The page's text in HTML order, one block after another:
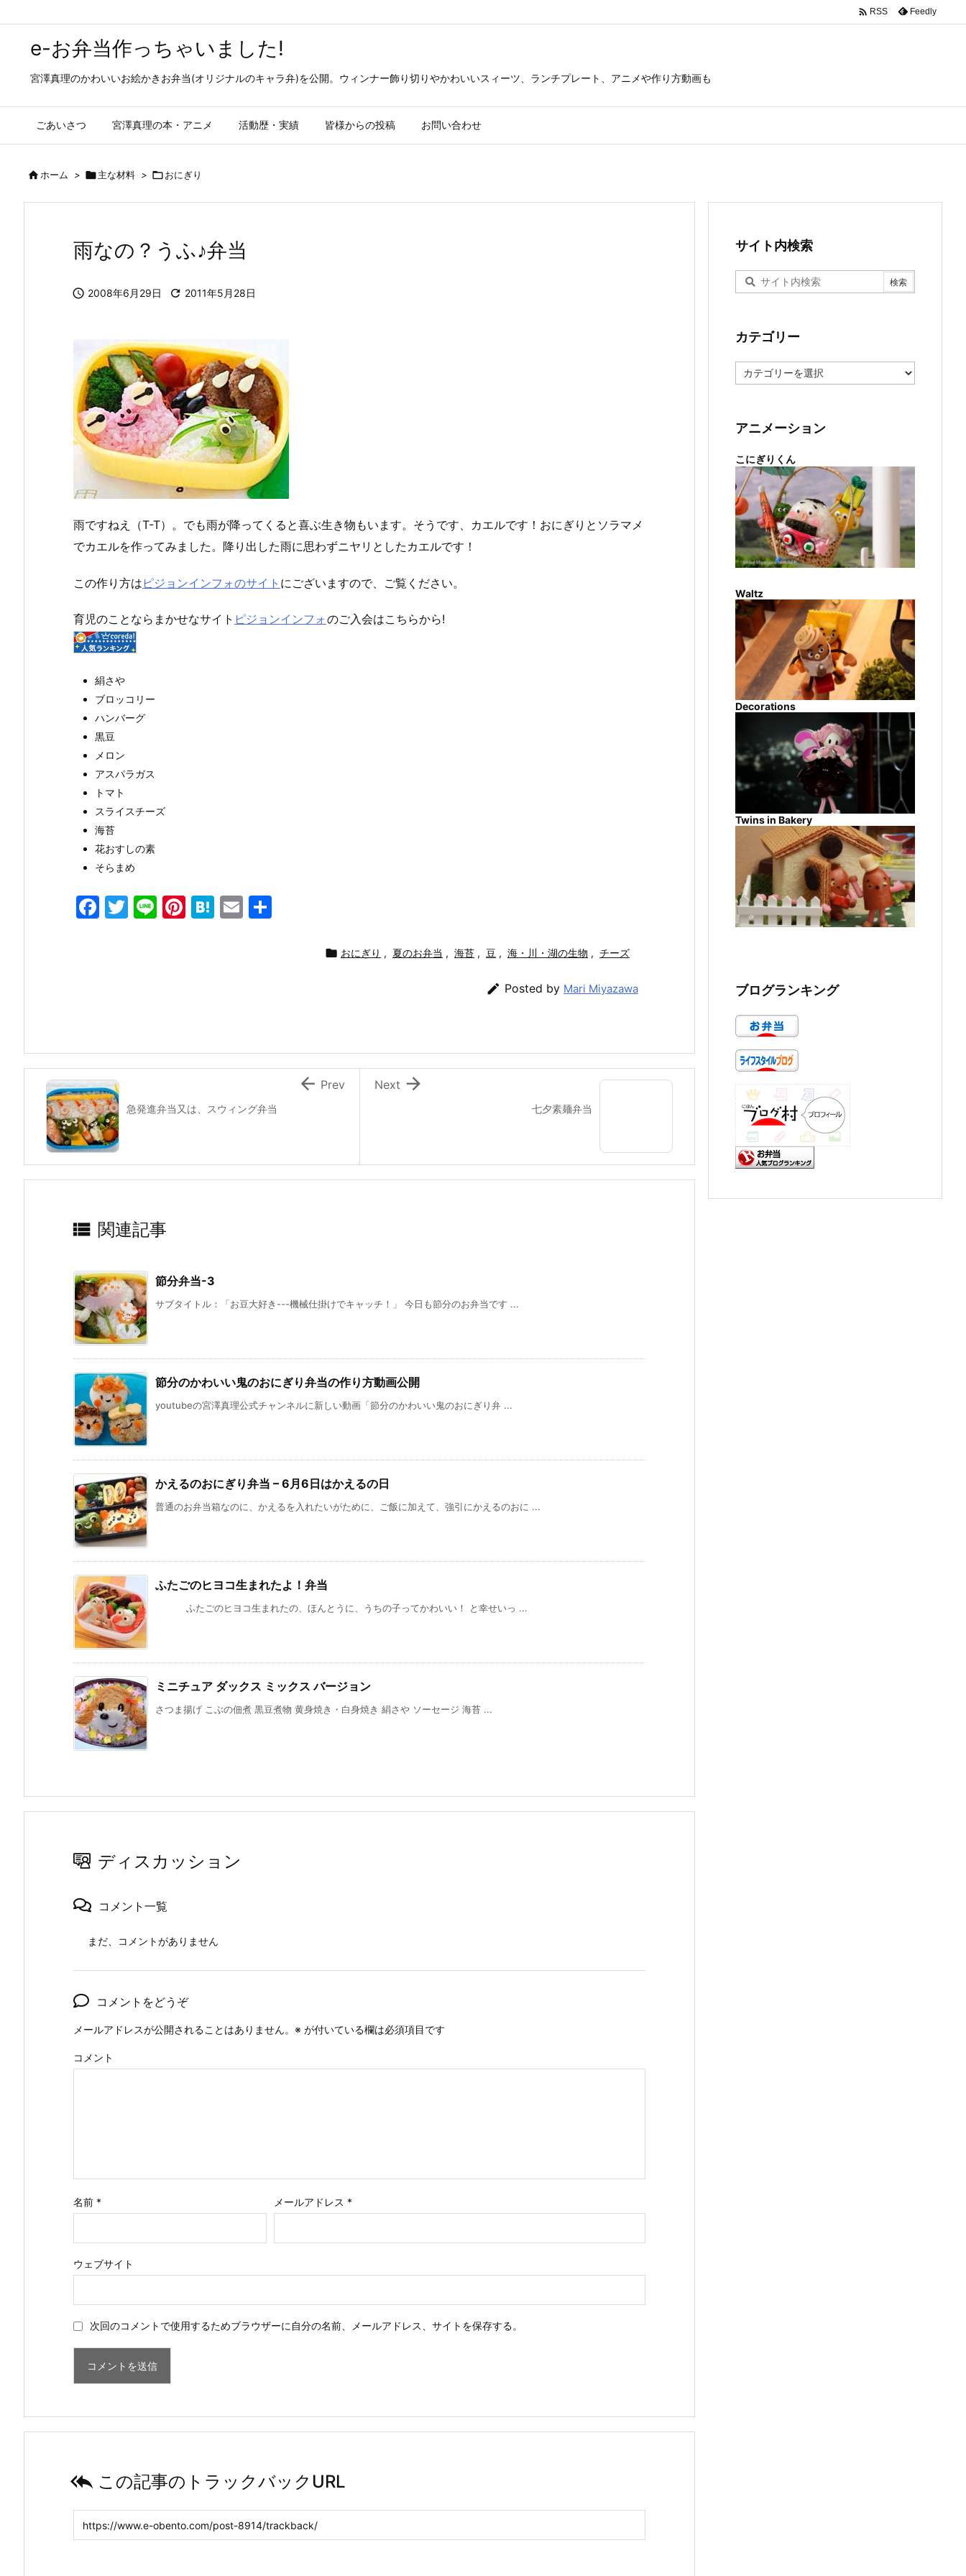
e-お弁当作っちゃいました!
宮澤真理のかわいいお絵かきお弁当(オリジナルのキャラ弁)を公開。ウィンナー飾り切りやかわいいスィーツ、ランチプレート、アニメや作り方動画も
ごあいさつ 宮澤真理の本・アニメ 活動歴・実績 皆様からの投稿 お問い合わせ
 RSS Feedly
ホーム > 主な材料 > おにぎり
雨なの？うふ♪弁当
 2008年6月29日  2011年5月28日
雨ですねえ（T-T）。でも雨が降ってくると喜ぶ生き物もいます。そうです、カエルです！おにぎりとソラマメ
でカエルを作ってみました。降り出した雨に思わずニヤリとしたカエルです！
この作り方は ピジョンインフォのサイト にございますので、ご覧ください。
育児のことならまかせなサイト ピジョンインフォのご入会はこちらから!
絹さや
ブロッコリー
ハンバーグ
黒豆
メロン
アスパラガス
トマト
スライスチーズ
海苔
花おすしの素
そらまめ
F
k
T
Li Pi H
E
 おにぎり , 夏のお弁当 , 海苔 , 豆 , 海・川・湖の生物 , チーズ
 Posted by Mari Miyazawa
七夕素麺弁当

Next
急発進弁当又は、スウィング弁当
 Prev
 関連記事
節分弁当-3
サブタイトル：「お豆大好き---機械仕掛けでキャッチ！」 今日も節分のお弁当です ...
節分のかわいい鬼のおにぎり弁当の作り方動画公開
youtubeの宮澤真理公式チャンネルに新しい動画「節分のかわいい鬼のおにぎり弁 ...
かえるのおにぎり弁当 – 6月6日はかえるの日
普通のお弁当箱なのに、かえるを入れたいがために、ご飯に加えて、強引にかえるのおに ...
ふたごのヒヨコ生まれたよ！弁当
ふたごのヒヨコ生まれたの、ほんとうに、うちの子ってかわいい！ と幸せいっ ...
ミニチュア ダックス ミックス バージョン
さつま揚げ こぶの佃煮 黒豆煮物 黄身焼き・白身焼き 絹さや ソーセージ 海苔 ...
ディスカッション
コメント一覧
まだ、コメントがありません
コメントをどうぞ
メールアドレスが公開されることはありません。 ※ が付いている欄は必須項目です
コメント
名前 * メールアドレス *
ウェブサイト
次回のコメントで使用するためブラウザーに自分の名前、メールアドレス、サイトを保存する。
 この記事のトラックバックURL
サイト内検索
カテゴリー
テ
ー
アニメーション
こにぎりくん
Waltz
Decorations
Twins in Bakery
ブログランキング